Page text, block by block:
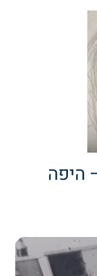
היפה